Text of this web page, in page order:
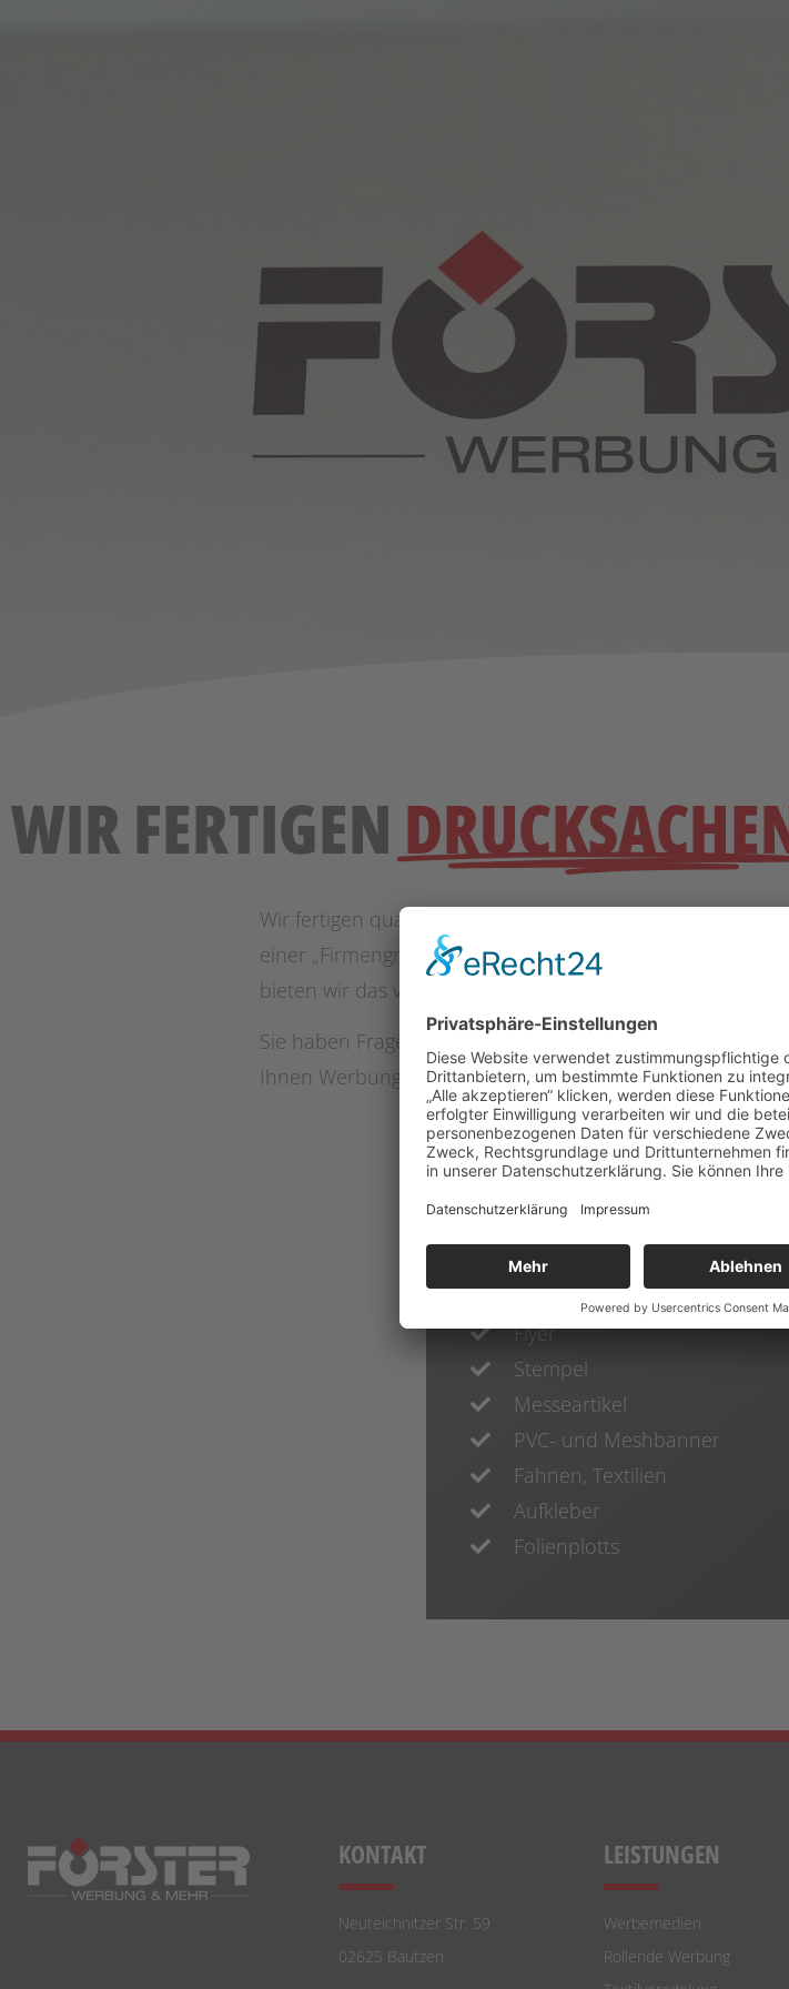
WIR FERTIGEN
Wir fertigen qualitativ hochwertige Drucksachen, um
einer „Firmengrundausstattung“ (Visitenkarten,
bieten wir das volle Spektrum an Drucksachen an – von
Sie haben Fragen? Dann rufen Sie uns einfach an und
Ihnen Werbung von A – Z alles aus einer Hand.Werden
UNSER ANGEBOT
Visitenkarten
Briefpapier / Firmenbogen
Flyer
Stempel
Messeartikel
PVC- und Meshbanner
Fahnen, Textilien
Aufkleber
Folienplotts
KONTAKT
Neuteichnitzer Str. 59
02625 Bautzen
LEISTUNGEN
Werbemedien
Rollende Werbung